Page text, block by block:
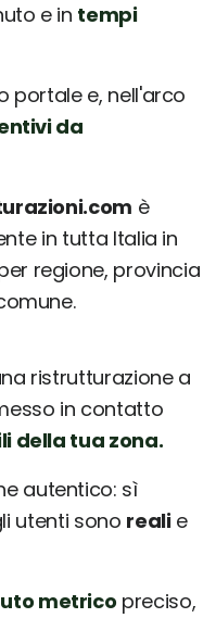
e in tempi
portale e, nell'arco
da
è
in tutta Italia in
regione, provincia
ristrutturazione a
in contatto
della tua zona.
autentico: sì
utenti sono realie
metrico preciso,